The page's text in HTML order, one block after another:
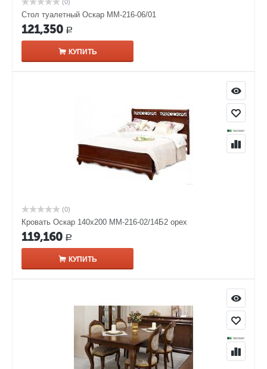
(0)
Стол туалетный Оскар ММ-216-06/01
121,350 Р
КУПИТЬ
(0)
Кровать Оскар 140х200 ММ-216-02/14Б2 орех
119,160 Р
КУПИТЬ